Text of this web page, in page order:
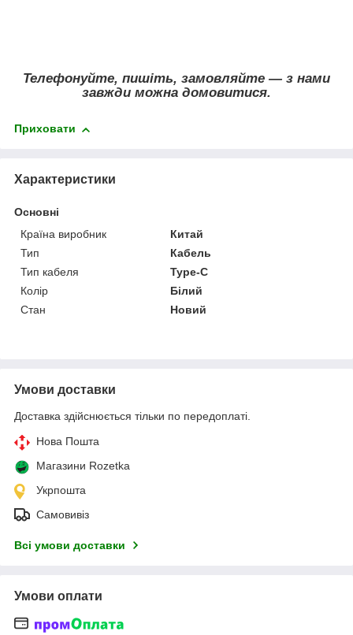
Телефонуйте, пишіть, замовляйте — з нами
завжди можна домовитися.
Приховати
Характеристики
Основні
Країна виробник
Китай
Тип
Кабель
Тип кабеля
Type-C
Колір
Білий
Стан
Новий
Умови доставки
Доставка здійснюється тільки по передоплаті.
Нова Пошта
Магазини Rozetka
Укрпошта
Самовивіз
Всі умови доставки
Умови оплати